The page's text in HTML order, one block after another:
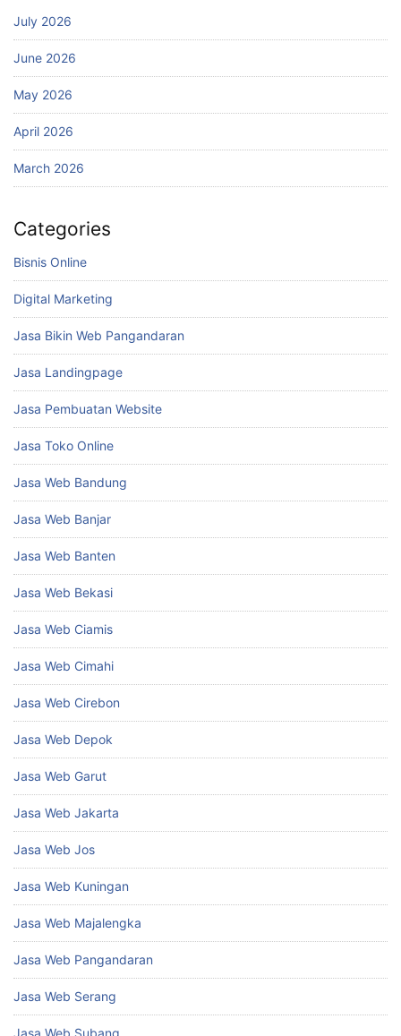
July 2026
June 2026
May 2026
April 2026
March 2026
Categories
Bisnis Online
Digital Marketing
Jasa Bikin Web Pangandaran
Jasa Landingpage
Jasa Pembuatan Website
Jasa Toko Online
Jasa Web Bandung
Jasa Web Banjar
Jasa Web Banten
Jasa Web Bekasi
Jasa Web Ciamis
Jasa Web Cimahi
Jasa Web Cirebon
Jasa Web Depok
Jasa Web Garut
Jasa Web Jakarta
Jasa Web Jos
Jasa Web Kuningan
Jasa Web Majalengka
Jasa Web Pangandaran
Jasa Web Serang
Jasa Web Subang